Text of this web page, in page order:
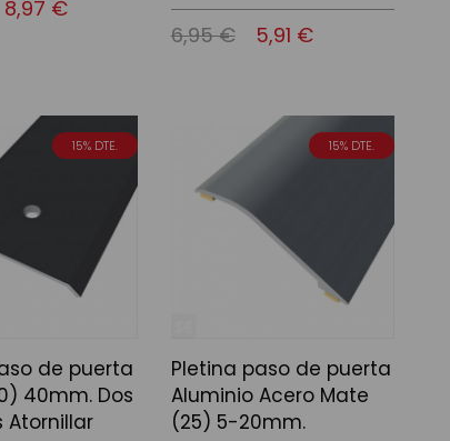
8,97 €
6,95 € 5,91 €
Afegir a la cistella
15% DTE.
de puerta
40mm. Dos
Atornillar
15% DTE.
Pletina paso de puerta
Aluminio Acero Mate
(25) 5-20mm.